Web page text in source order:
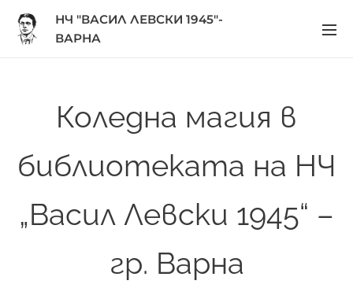
НЧ "ВАСИЛ ЛЕВСКИ 1945"-
ВАРНА
Коледна магия в
библиотеката на НЧ
„Васил Левски 1945“ –
гр. Варна